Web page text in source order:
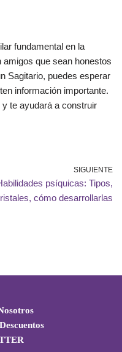
fundamental en la
que sean honestos
Sagitario, puedes esperar
información importante.
te ayudará a construir
SIGUIENTE
psíquicas: Tipos,
cómo desarrollarlas